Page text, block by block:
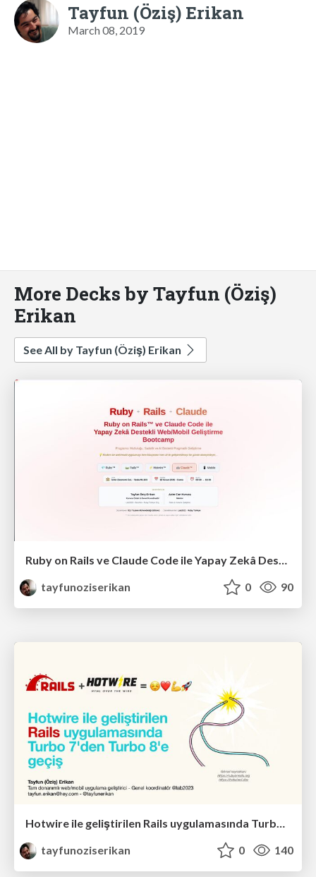
Tayfun (Öziş) Erikan
March 08, 2019
More Decks by Tayfun (Öziş)
Erikan
See All by Tayfun (Öziş) Erikan
Ruby on Rails ve Claude Code ile Yapay Zekâ Destekli Web/Mobil Geliştirme Bootcamp Sunumu
tayfunoziserikan
0 90
tayfunoziserikan
0 140